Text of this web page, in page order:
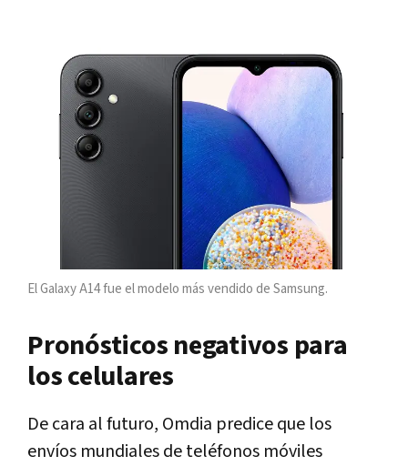
El Galaxy A14 fue el modelo más vendido de Samsung.
Pronósticos negativos para
los celulares
De cara al futuro, Omdia predice que los
envíos mundiales de teléfonos móviles